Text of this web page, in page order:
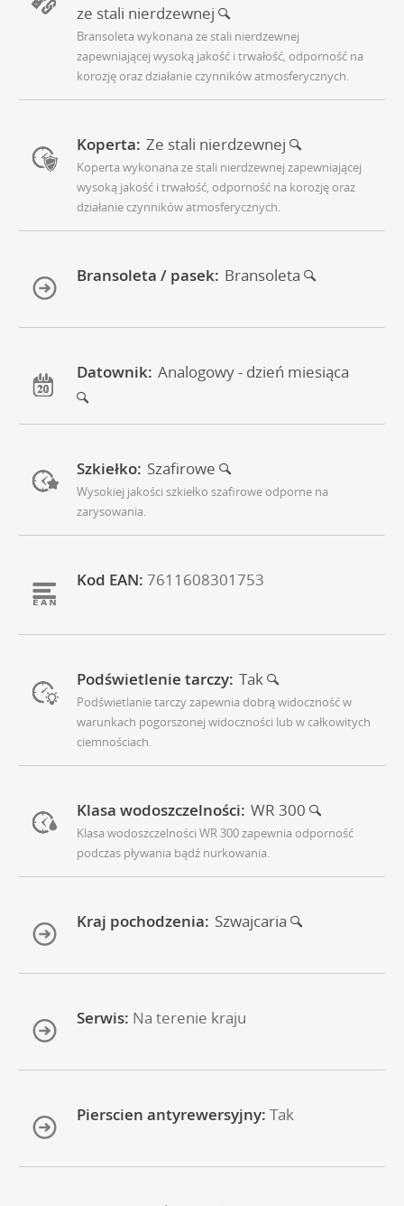
ze stali nierdzewnej
Bransoleta wykonana ze stali nierdzewnej
zapewniającej wysoką jakość i trwałość, odporność na
korozję oraz działanie czynników atmosferycznych.
Koperta: Ze stali nierdzewnej
Koperta wykonana ze stali nierdzewnej zapewniającej
wysoką jakość i trwałość, odporność na korozję oraz
działanie czynników atmosferycznych.
Bransoleta / pasek: Bransoleta
Datownik: Analogowy - dzień miesiąca
Szkiełko: Szafirowe
Wysokiej jakości szkiełko szafirowe odporne na
zarysowania.
Kod EAN: 7611608301753
Podświetlenie tarczy: Tak
Podświetlanie tarczy zapewnia dobrą widoczność w
warunkach pogorszonej widoczności lub w całkowitych
ciemnościach.
Klasa wodoszczelności: WR 300
Klasa wodoszczelności WR 300 zapewnia odporność
podczas pływania bądź nurkowania.
Kraj pochodzenia: Szwajcaria
Serwis: Na terenie kraju
Pierscien antyrewersyjny: Tak